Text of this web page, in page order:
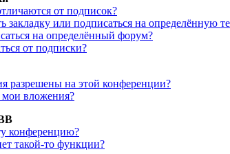
от подписок?
закладку или подписаться на определённую
на определённый форум?
от подписки?
разрешены на этой конференции?
вложения?
конференцию?
такой-то функции?